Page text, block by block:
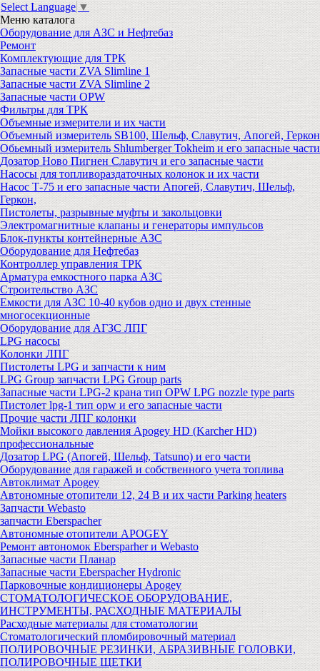
Select Language ▼
Менюкаталога
Оборудование для АЗС и Нефтебаз
Ремонт
Комплектующие для ТРК
Запасные части ZVA Slimline 1
Запасные части ZVA Slimline 2
Запасные части OPW
Фильтры для ТРК
Объемные измерители и их части
Объемный измеритель SB100, Шельф, Славутич, Апогей, Геркон
Обьемный измеритель Shlumberger Tokheim и его запасные части
Дозатор Ново Пигнен Славутич и его запасные части
Насосы для топливораздаточных колонок и их части
Насос Т-75 и его запасные части Апогей, Славутич, Шельф,
Геркон,
Пистолеты, разрывные муфты и закольцовки
Электромагнитные клапаны и генераторы импульсов
Блок-пункты контейнерные АЗС
Оборудование для Нефтебаз
Контроллер управления ТРК
Арматура емкостного парка АЗС
Строительство АЗС
Емкости для АЗС 10-40 кубов одно и двух стенные
многосекционные
Оборудование для АГЗС ЛПГ
LPG насосы
Колонки ЛПГ
Пистолеты LPG и запчасти к ним
LPG Group запчасти LPG Group parts
Запасные части LPG-2 крана тип OPW LPG nozzle type parts
Пистолет lpg-1 тип opw и его запасные части
Прочие части ЛПГ колонки
Мойки высокого давления Apogey HD (Karcher HD)
профессиональные
Дозатор LPG (Апогей, Шельф, Tatsuno) и его части
Оборудование для гаражей и собственного учета топлива
Автоклимат Apogey
Автономные отопители 12, 24 В и их части Parking heaters
Запчасти Webasto
запчасти Eberspacher
Автономные отопители APOGEY
Ремонт автономок Ebersparher и Webasto
Запасные части Планар
Запасные части Eberspacher Hydronic
Парковочные кондиционеры Apogey
СТОМАТОЛОГИЧЕСКОЕ ОБОРУДОВАНИЕ,
ИНСТРУМЕНТЫ, РАСХОДНЫЕ МАТЕРИАЛЫ
Расходные материалы для стоматологии
Стоматологический пломбировочный материал
ПОЛИРОВОЧНЫЕ РЕЗИНКИ, АБРАЗИВНЫЕ ГОЛОВКИ,
ПОЛИРОВОЧНЫЕ ЩЕТКИ